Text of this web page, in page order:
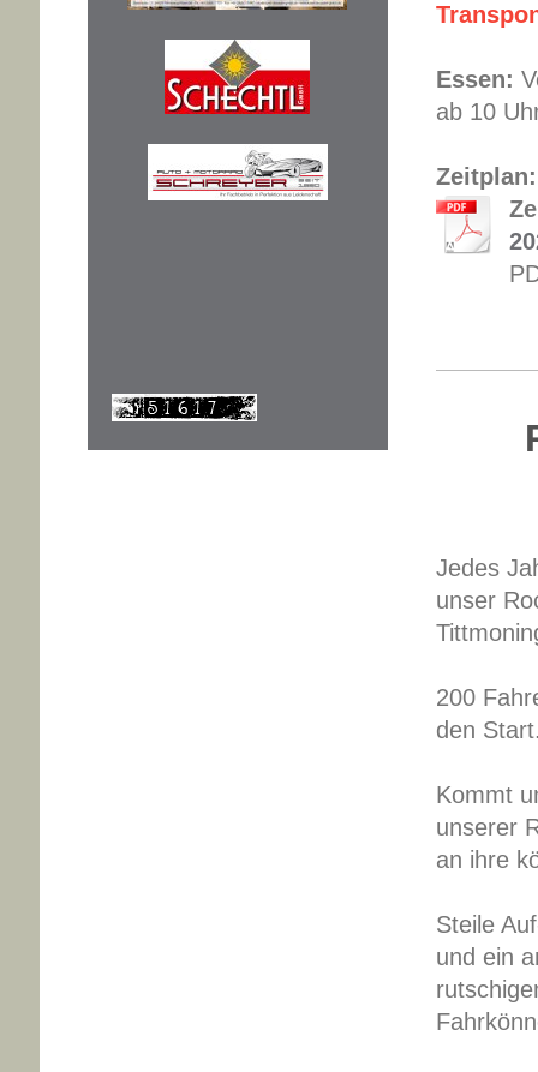
Essen:
ab 10
Jedes
unser
200
den
Kommt
unserer
an ihre
Steile
und ein